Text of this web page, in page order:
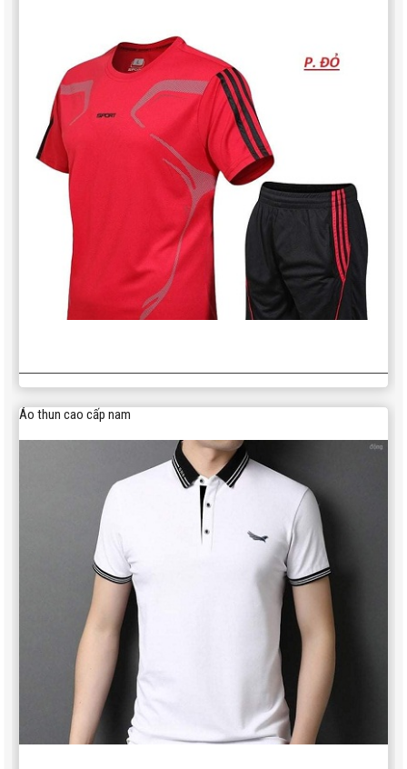
Áo thun cao cấp nam